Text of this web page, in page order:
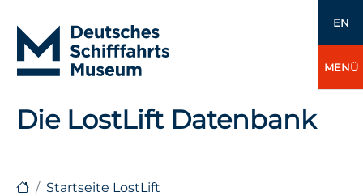
EN
MENÜ
Die LostLift Datenbank
Startseite LostLift